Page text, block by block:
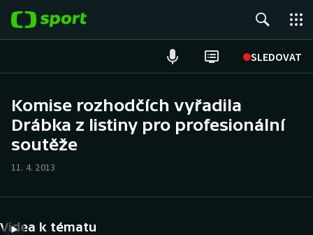
SLEDOVAT
Hokej
Cyklistika
Komise rozhodčích vyřadila
Drábka z listiny pro profesionální
soutěže
11. 4. 2013
Videa k tématu